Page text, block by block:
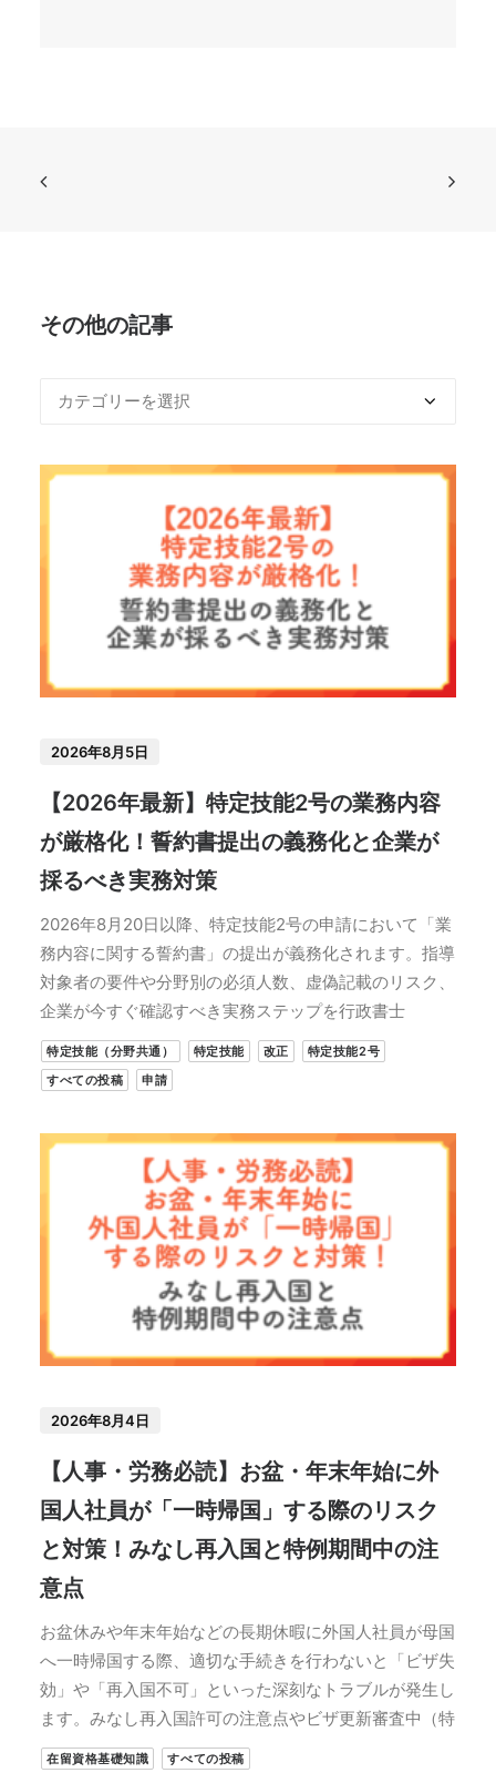
その他の記事
2026年8月5日
【2026年最新】特定技能2号の業務内容
が厳格化！誓約書提出の義務化と企業が
採るべき実務対策
2026年8月20日以降、特定技能2号の申請において「業
務内容に関する誓約書」の提出が義務化されます。指導
対象者の要件や分野別の必須人数、虚偽記載のリスク、
企業が今すぐ確認すべき実務ステップを行政書士
特定技能（分野共通） 特定技能 改正
特定技能2号
すべての投稿
申請
2026年8月4日
【人事・労務必読】お盆・年末年始に外
国人社員が「一時帰国」する際のリスク
と対策！みなし再入国と特例期間中の注
意点
お盆休みや年末年始などの長期休暇に外国人社員が母国
へ一時帰国する際、適切な手続きを行わないと「ビザ失
効」や「再入国不可」といった深刻なトラブルが発生し
ます。みなし再入国許可の注意点やビザ更新審査中（特
在留資格基礎知識 すべての投稿